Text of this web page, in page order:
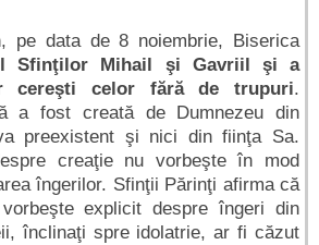
pe data de 8 noiembrie, Biserica
Sfinţilor Mihail şi Gavriil şi a
cereşti celor fără de trupuri.
a fost creată de Dumnezeu din
preexistent şi nici din fiinţa Sa.
creaţie nu vorbeşte în mod
îngerilor. Sfinţii Părinţi afirma că
explicit despre îngeri din
înclinaţi spre idolatrie, ar fi căzut